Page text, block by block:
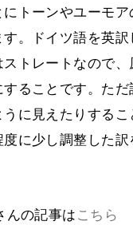
トーンやユーモ
。ドイツ語を英
トレートなので
ることです。た
に見えたりする
に少し調整した
の記事はこちら